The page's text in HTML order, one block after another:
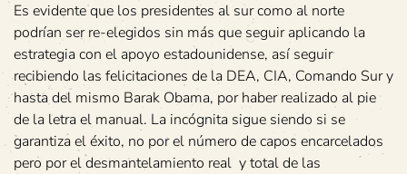
Es evidente que los presidentes al sur como al norte
podrían ser re-elegidos sin más que seguir aplicando la
estrategia con el apoyo estadounidense, así seguir
recibiendo las felicitaciones de la DEA, CIA, Comando Sur y
hasta del mismo Barak Obama, por haber realizado al pie
de la letra el manual. La incógnita sigue siendo si se
garantiza el éxito, no por el número de capos encarcelados
pero por el desmantelamiento real y total de las